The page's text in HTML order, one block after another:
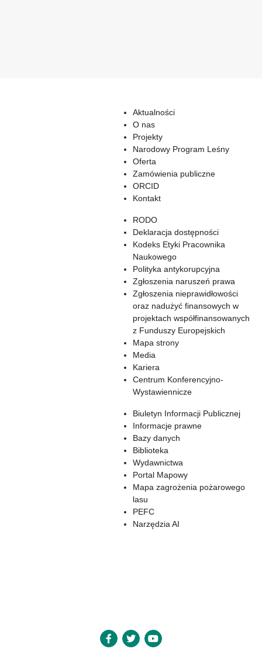
Aktualności
O nas
Projekty
Narodowy Program Leśny
Oferta
Zamówienia publiczne
ORCID
Kontakt
RODO
Deklaracja dostępności
Kodeks Etyki Pracownika
Naukowego
Polityka antykorupcyjna
Zgłoszenia naruszeń prawa
Zgłoszenia nieprawidłowości
oraz nadużyć finansowych w
projektach współfinansowanych
z Funduszy Europejskich
Mapa strony
Media
Kariera
Centrum Konferencyjno-
Wystawiennicze
Biuletyn Informacji Publicznej
Informacje prawne
Bazy danych
Biblioteka
Wydawnictwa
Portal Mapowy
Mapa zagrożenia pożarowego
lasu
PEFC
Narzędzia AI